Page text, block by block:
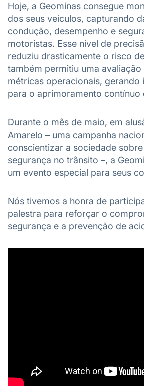
Hoje, a Geominas consegue
dos seus veículos, capturando
condução, desempenho e
motoristas. Esse nível de
reduziu drasticamente o risco
também permitiu uma
métricas operacionais, gerando
para o aprimoramento contínuo
Durante o mês de maio, em
Amarelo – uma campanha
conscientizar a sociedade
segurança no trânsito –, a
um evento especial para seus
Nós tivemos a honra de
palestra para reforçar o
segurança e a prevenção de